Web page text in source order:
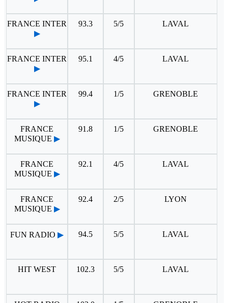
FRANCE INTER
▶
93.3 5/5 LAVAL
FRANCE INTER
▶
95.1 4/5 LAVAL
FRANCE INTER
▶
99.4 1/5 GRENOBLE
FRANCE
MUSIQUE ▶
91.8 1/5 GRENOBLE
FRANCE
MUSIQUE ▶
92.1 4/5 LAVAL
FRANCE
MUSIQUE ▶
92.4 2/5 LYON
FUN RADIO ▶ 94.5 5/5 LAVAL
HIT WEST 102.3 5/5 LAVAL